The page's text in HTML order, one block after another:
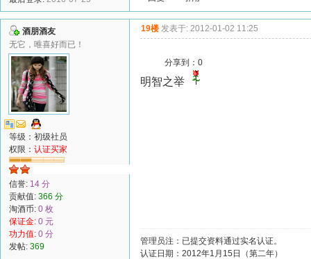
酒朋酒友
无它，唯喜好而已！
等级：初级社员
权限： 认证买家
信誉: 14 分
贡献值: 366 分
淘酒币: 0 枚
保证金: 0 元
功力值: 0 分
发帖: 369
19楼 发表于: 2012-01-02 11:25
分享到： 0
明智之举
管理员注：已提交资料通过实名认证。
认证日期：2012年1月15日（第二年）